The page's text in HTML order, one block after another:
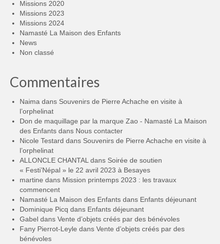
Missions 2020
Missions 2023
Missions 2024
Namasté La Maison des Enfants
News
Non classé
Commentaires
Naima dans Souvenirs de Pierre Achache en visite à
l’orphelinat
Don de maquillage par la marque Zao - Namasté La Maison
des Enfants dans Nous contacter
Nicole Testard dans Souvenirs de Pierre Achache en visite à
l’orphelinat
ALLONCLE CHANTAL dans Soirée de soutien
« Festi’Népal » le 22 avril 2023 à Besayes
martine dans Mission printemps 2023 : les travaux
commencent
Namasté La Maison des Enfants dans Enfants déjeunant
Dominique Picq dans Enfants déjeunant
Gabel dans Vente d’objets créés par des bénévoles
Fany Pierrot-Leyle dans Vente d’objets créés par des
bénévoles